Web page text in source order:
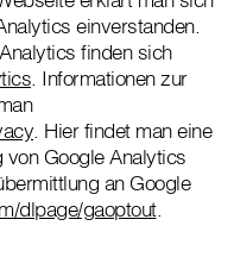
einverstanden.
finden sich
. Informationen zur
. Hier findet man eine
Google Analytics
an Google
dlpage/gaoptout.